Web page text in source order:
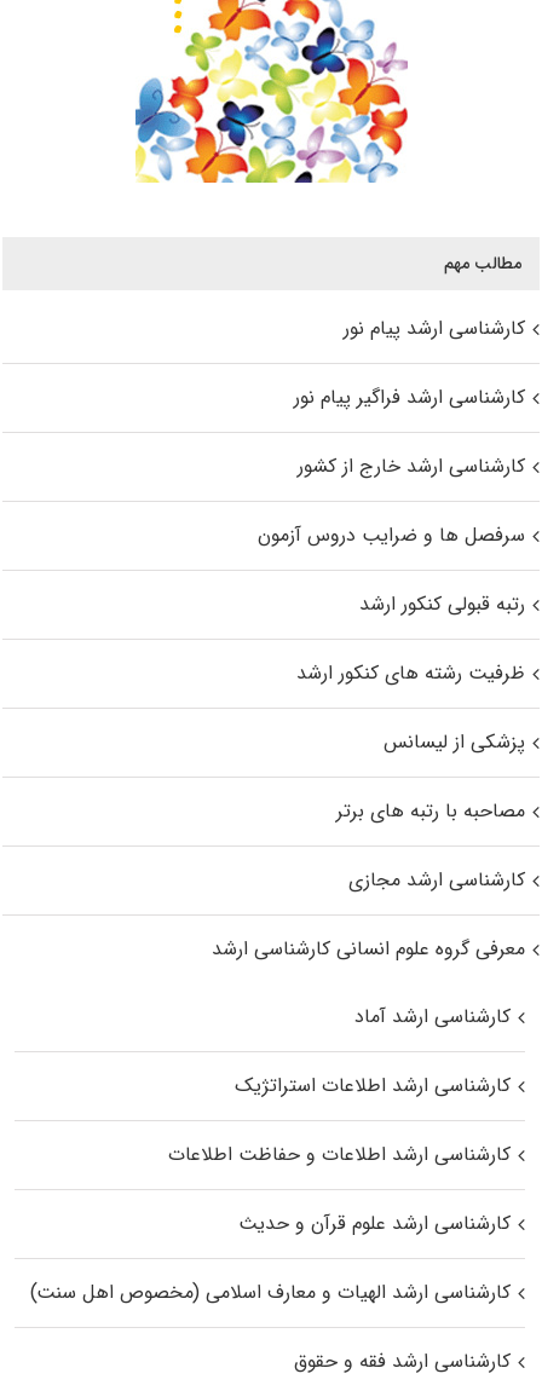
مطالب مهم
کارشناسی ارشد پیام نور
کارشناسی ارشد فراگیر پیام نور
کارشناسی ارشد خارج از کشور
سرفصل ها و ضرایب دروس آزمون
رتبه قبولی کنکور ارشد
ظرفیت رشته های کنکور ارشد
پزشکی از لیسانس
مصاحبه با رتبه های برتر
کارشناسی ارشد مجازی
معرفی گروه علوم انسانی کارشناسی ارشد
کارشناسی ارشد آماد
کارشناسی ارشد اطلاعات استراتژیک
کارشناسی ارشد اطلاعات و حفاظت اطلاعات
کارشناسی ارشد علوم قرآن و حدیث
کارشناسی ارشد الهیات و معارف اسلامی (مخصوص اهل سنت)
کارشناسی ارشد فقه و حقوق